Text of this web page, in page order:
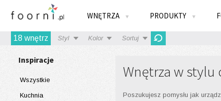
WNĘTRZA ▼ PRODUKTY ▼
18 wnętrz Styl Kolor Sortuj
Inspiracje
Wszystkie
Kuchnia
Wnętrza w
Poszukujesz pomysłu jak